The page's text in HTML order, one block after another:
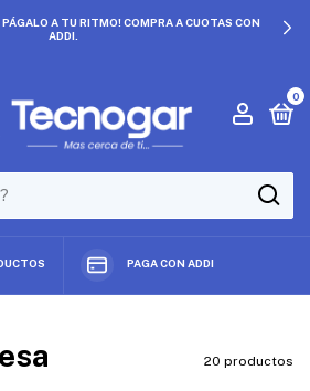
¡APROVECHA DESCUENTOS EXCLUSIVOS!
0
PAGA CON ADDI
20 productos